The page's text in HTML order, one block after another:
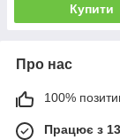
Купити
Про нас
100%
Працює з